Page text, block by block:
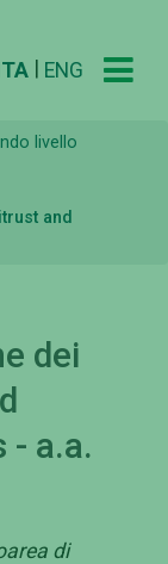
ENG
livello
and
dei
- a.a.
di